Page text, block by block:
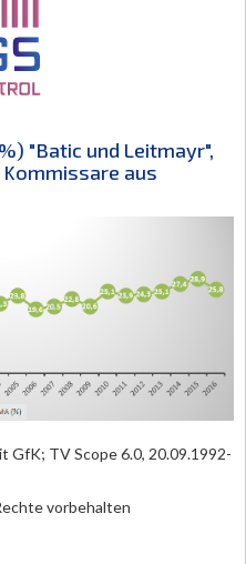
"Batic und Leitmayr",
aus
GfK; TV Scope 6.0, 20.09.1992-
vorbehalten